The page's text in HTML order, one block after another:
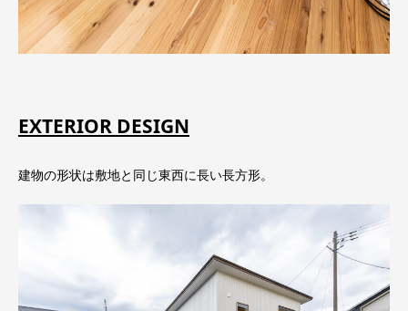
EXTERIOR DESIGN
建物の形状は敷地と同じ東西に長い長方形。